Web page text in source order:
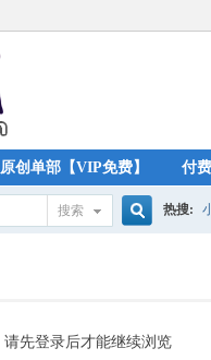
原创单部【VIP免费】 付
搜索
索
热搜:
请先登录后才能继续浏览